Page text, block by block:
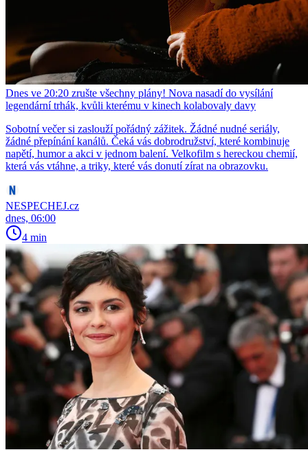
Dnes ve 20:20 zrušte všechny plány! Nova nasadí do vysílání
legendární trhák, kvůli kterému v kinech kolabovaly davy
Sobotní večer si zaslouží pořádný zážitek. Žádné nudné seriály,
žádné přepínání kanálů. Čeká vás dobrodružství, které kombinuje
napětí, humor a akci v jednom balení. Velkofilm s hereckou chemií,
která vás vtáhne, a triky, které vás donutí zírat na obrazovku.
NESPECHEJ.cz
dnes, 06:00
4 min